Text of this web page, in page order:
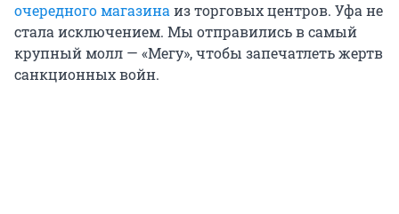
очередного магазинаиз торговых центров. Уфа не
стала исключением. Мы отправились в самый
крупный молл — «Мегу», чтобы запечатлеть жертв
санкционных войн.